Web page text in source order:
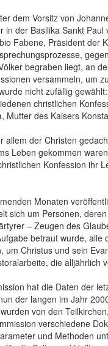
dem Vorsitz von
in der Basilika Sankt
Fabene, Präsident der
begraben liegt, an
versammeln, um
nicht zufällig
christlichen
Mutter des Kaisers
der Christen
Leben gekommen
Konfession ihr
Monaten
sich um Personen,
– Zeugen des
betraut wurde,
Christus und sein
die alljährlich
hat die Daten der
der langen im Jahr
von den
verschiedene
und Methoden